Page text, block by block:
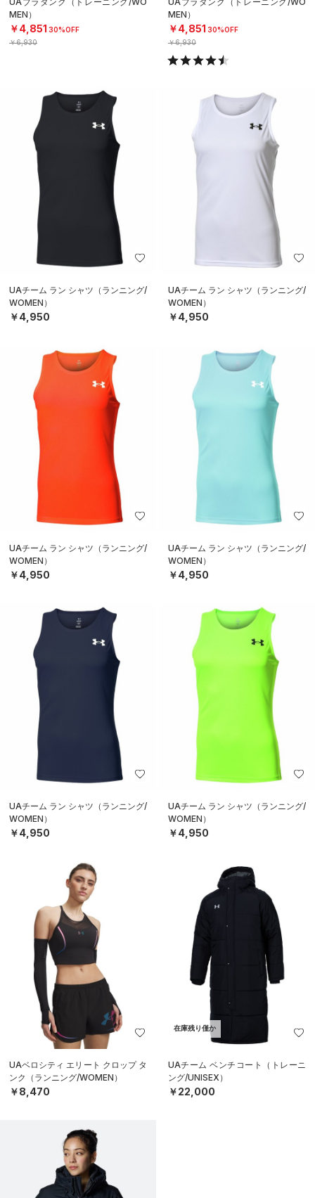
MEN）
￥4,851 30%OFF
￥6,930
MEN）
￥4,851 30%OFF
￥6,930
UAチーム ラン シャツ（ランニング/
WOMEN）
￥4,950
UAチーム ラン シャツ（ランニング/
WOMEN）
￥4,950
UAチーム ラン シャツ（ランニング/
WOMEN）
￥4,950
UAチーム ラン シャツ（ランニング/
WOMEN）
￥4,950
UAチーム ラン シャツ（ランニング/
WOMEN）
￥4,950
UAチーム ラン シャツ（ランニング/
WOMEN）
￥4,950
UAベロシティ エリート クロップ タ
ンク（ランニング/WOMEN）
￥8,470
在庫残り僅か
UAチーム ベンチコート（トレーニ
ング/UNISEX）
￥22,000